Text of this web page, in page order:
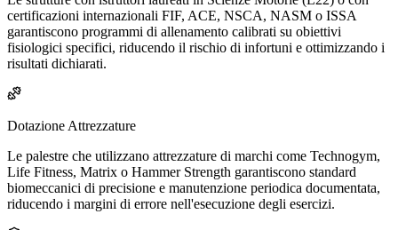
certificazioni internazionali FIF, ACE, NSCA, NASM o ISSA
garantiscono programmi di allenamento calibrati su obiettivi
fisiologici specifici, riducendo il rischio di infortuni e ottimizzando i
risultati dichiarati.
Dotazione Attrezzature
Le palestre che utilizzano attrezzature di marchi come Technogym,
Life Fitness, Matrix o Hammer Strength garantiscono standard
biomeccanici di precisione e manutenzione periodica documentata,
riducendo i margini di errore nell'esecuzione degli esercizi.